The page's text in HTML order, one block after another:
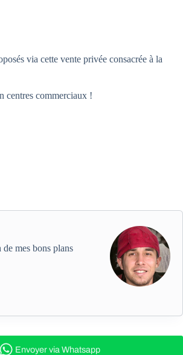
via cette vente privée consacrée à la
centres commerciaux !
mes bons plans
Envoyervia Whatsapp